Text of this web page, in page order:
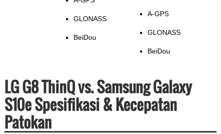
GLONASS
BeiDou
A-GPS
GLONASS
BeiDou
LG G8 ThinQ vs. Samsung Galaxy
S10e Spesifikasi & Kecepatan
Patokan